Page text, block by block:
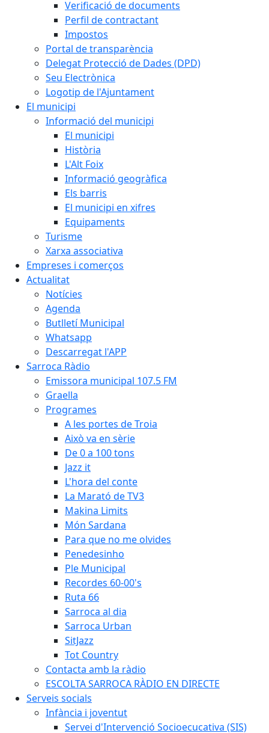
Verificació de documents
Perfil de contractant
Impostos
Portal de transparència
Delegat Protecció de Dades (DPD)
Seu Electrònica
Logotip de l'Ajuntament
El municipi
Informació del municipi
El municipi
Història
L'Alt Foix
Informació geogràfica
Els barris
El municipi en xifres
Equipaments
Turisme
Xarxa associativa
Empreses i comerços
Actualitat
Notícies
Agenda
Butlletí Municipal
Whatsapp
Descarregat l'APP
Sarroca Ràdio
Emissora municipal 107.5 FM
Graella
Programes
A les portes de Troia
Això va en sèrie
De 0 a 100 tons
Jazz it
L'hora del conte
La Marató de TV3
Makina Limits
Món Sardana
Para que no me olvides
Penedesinho
Ple Municipal
Recordes 60-00's
Ruta 66
Sarroca al dia
Sarroca Urban
SitJazz
Tot Country
Contacta amb la ràdio
ESCOLTA SARROCA RÀDIO EN DIRECTE
Serveis socials
Infància i joventut
Servei d'Intervenció Socioecucativa (SIS)